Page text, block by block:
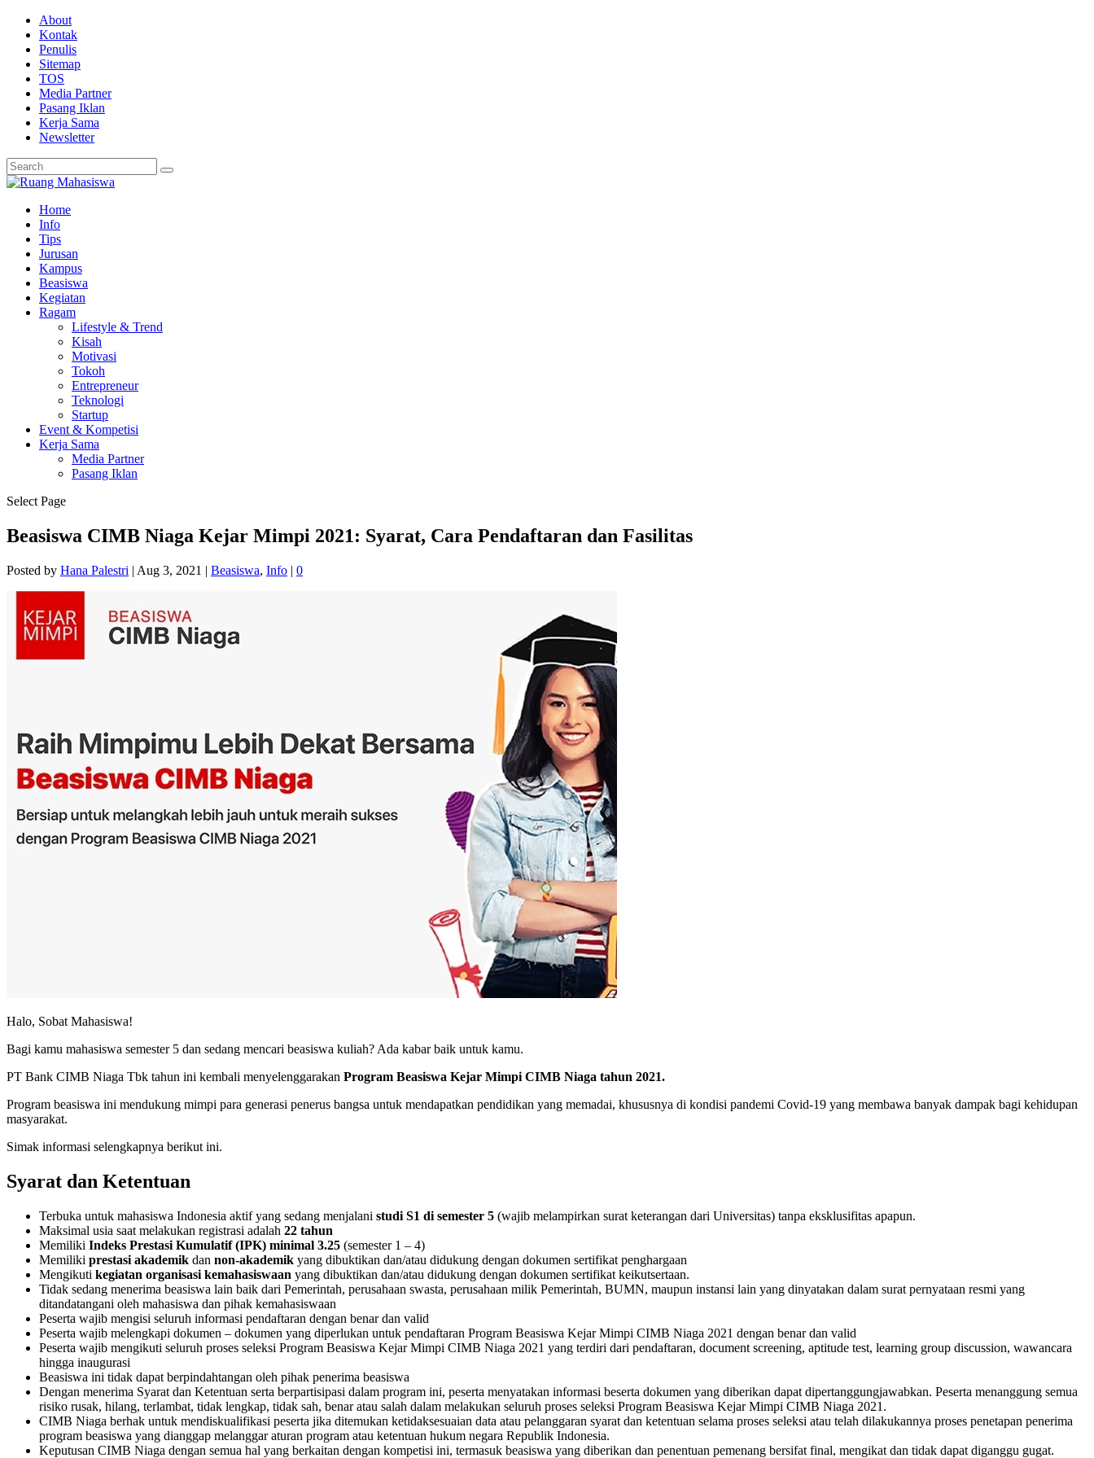
About
Kontak
Penulis
Sitemap
TOS
Media Partner
Pasang Iklan
Kerja Sama
Newsletter
Home
Info
Tips
Jurusan
Kampus
Beasiswa
Kegiatan
Ragam
Lifestyle & Trend
Kisah
Motivasi
Tokoh
Entrepreneur
Teknologi
Startup
Event & Kompetisi
Kerja Sama
Media Partner
Pasang Iklan
Select Page
Beasiswa CIMB Niaga Kejar Mimpi 2021: Syarat, Cara Pendaftaran dan Fasilitas
Posted by Hana Palestri | Aug 3, 2021 | Beasiswa, Info | 0
Halo, Sobat Mahasiswa!
Bagi kamu mahasiswa semester 5 dan sedang mencari beasiswa kuliah? Ada kabar baik untuk kamu.
PT Bank CIMB Niaga Tbk tahun ini kembali menyelenggarakan Program Beasiswa Kejar Mimpi CIMB Niaga tahun 2021.
Program beasiswa ini mendukung mimpi para generasi penerus bangsa untuk mendapatkan pendidikan yang memadai, khususnya di kondisi pandemi Covid-19 yang membawa banyak dampak bagi kehidupan
masyarakat.
Simak informasi selengkapnya berikut ini.
Syarat dan Ketentuan
Terbuka untuk mahasiswa Indonesia aktif yang sedang menjalani studi S1 di semester 5 (wajib melampirkan surat keterangan dari Universitas) tanpa eksklusifitas apapun.
Maksimal usia saat melakukan registrasi adalah 22 tahun
Memiliki Indeks Prestasi Kumulatif (IPK) minimal 3.25 (semester 1 – 4)
Memiliki prestasi akademik dan non-akademik yang dibuktikan dan/atau didukung dengan dokumen sertifikat penghargaan
Mengikuti kegiatan organisasi kemahasiswaan yang dibuktikan dan/atau didukung dengan dokumen sertifikat keikutsertaan.
Tidak sedang menerima beasiswa lain baik dari Pemerintah, perusahaan swasta, perusahaan milik Pemerintah, BUMN, maupun instansi lain yang dinyatakan dalam surat pernyataan resmi yang
ditandatangani oleh mahasiswa dan pihak kemahasiswaan
Peserta wajib mengisi seluruh informasi pendaftaran dengan benar dan valid
Peserta wajib melengkapi dokumen – dokumen yang diperlukan untuk pendaftaran Program Beasiswa Kejar Mimpi CIMB Niaga 2021 dengan benar dan valid
Peserta wajib mengikuti seluruh proses seleksi Program Beasiswa Kejar Mimpi CIMB Niaga 2021 yang terdiri dari pendaftaran, document screening, aptitude test, learning group discussion, wawancara
hingga inaugurasi
Beasiswa ini tidak dapat berpindahtangan oleh pihak penerima beasiswa
Dengan menerima Syarat dan Ketentuan serta berpartisipasi dalam program ini, peserta menyatakan informasi beserta dokumen yang diberikan dapat dipertanggungjawabkan. Peserta menanggung semua
risiko rusak, hilang, terlambat, tidak lengkap, tidak sah, benar atau salah dalam melakukan seluruh proses seleksi Program Beasiswa Kejar Mimpi CIMB Niaga 2021.
CIMB Niaga berhak untuk mendiskualifikasi peserta jika ditemukan ketidaksesuaian data atau pelanggaran syarat dan ketentuan selama proses seleksi atau telah dilakukannya proses penetapan penerima
program beasiswa yang dianggap melanggar aturan program atau ketentuan hukum negara Republik Indonesia.
Keputusan CIMB Niaga dengan semua hal yang berkaitan dengan kompetisi ini, termasuk beasiswa yang diberikan dan penentuan pemenang bersifat final, mengikat dan tidak dapat diganggu gugat.